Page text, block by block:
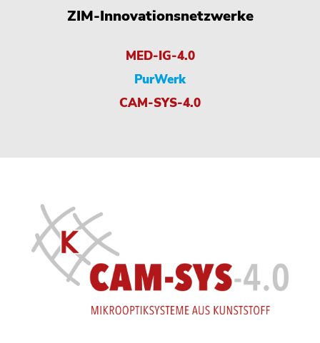
ZIM-Innovationsnetzwerke
MED-IG-4.0
PurWerk
CAM-SYS-4.0